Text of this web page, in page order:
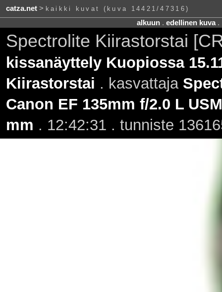
catza.net> kaikki kuvat (kuva 14421/47316)
alkuun. edellinen kuva.
Spectrolite Kiirastorstai
kissanäyttely Kuopiossa
Kiirastorstai . kasvattaja
Canon EF 135mm f/2.0 L USM
mm . 12:42:31 . tunniste